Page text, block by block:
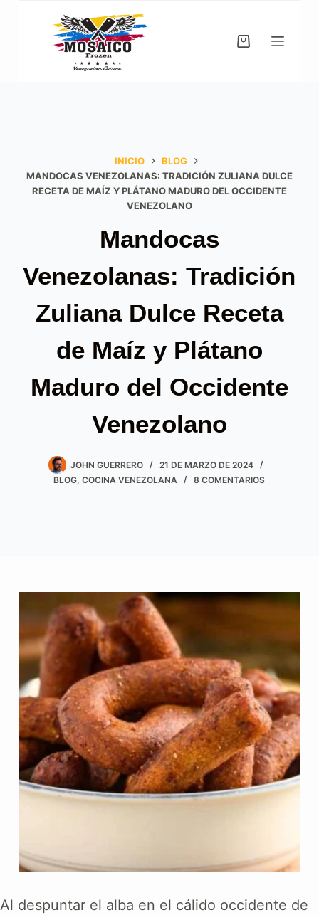
contenido
Carro
INICIO
BLOG
MANDOCAS VENEZOLANAS: TRADICIÓN ZULIANA DULCE
RECETA DE MAÍZ Y PLÁTANO MADURO DEL OCCIDENTE
VENEZOLANO
Mandocas
Venezolanas: Tradición
Zuliana Dulce Receta
de Maíz y Plátano
Maduro del Occidente
Venezolano
JOHN GUERRERO
21 DE MARZO DE 2024
BLOG,COCINA VENEZOLANA 8 COMENTARIOS
Al despuntar el alba en el cálido occidente de